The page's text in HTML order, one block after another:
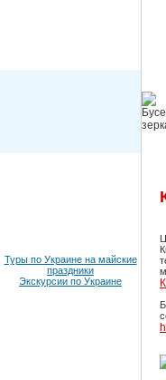
Туры по Украине на майские
праздники
Экскурсии по Украине